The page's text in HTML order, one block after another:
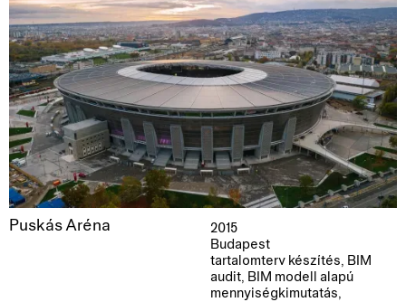
Puskás Aréna
2015
Budapest
tartalomterv készítés, BIM
audit, BIM modell alapú
mennyiségkimutatás,